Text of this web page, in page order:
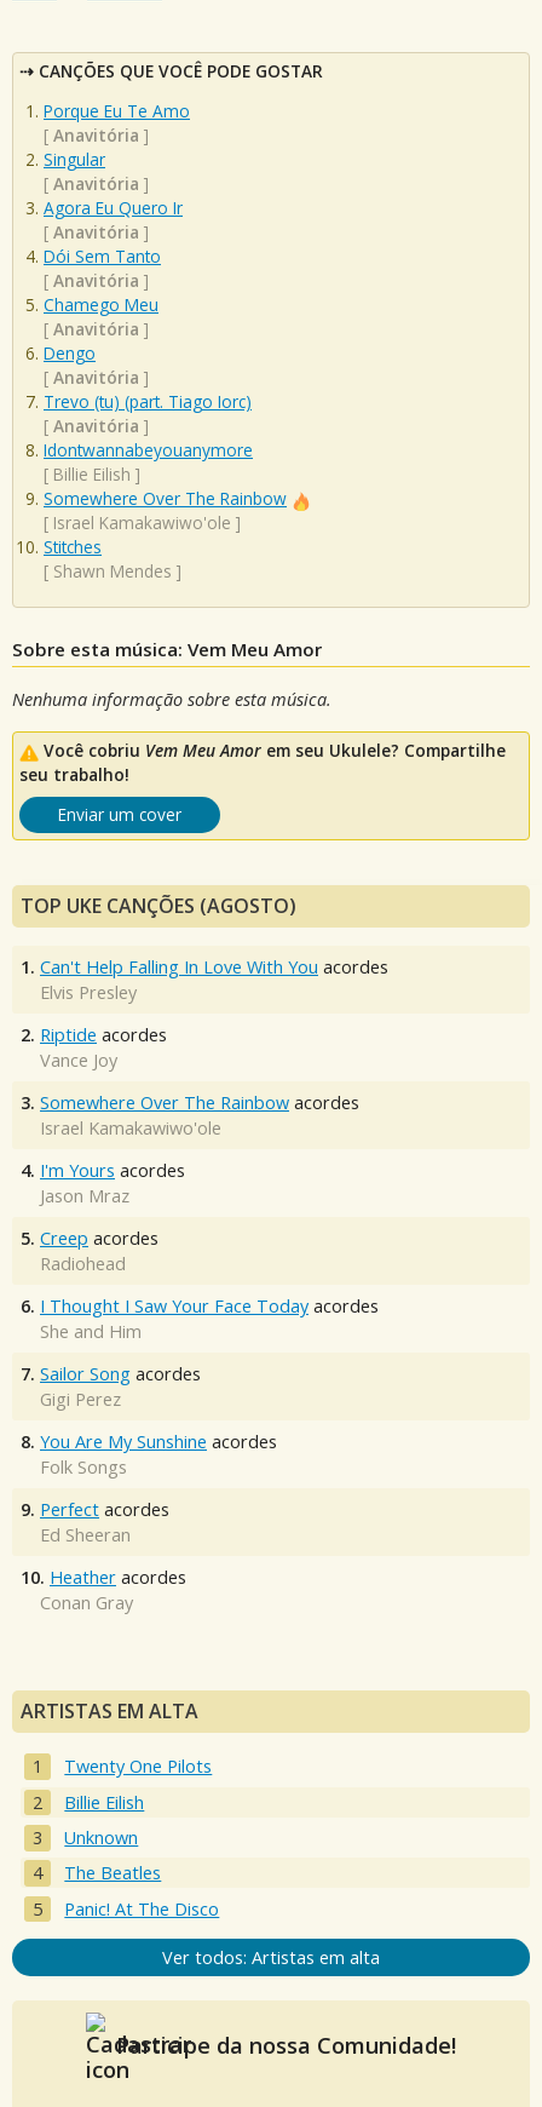
CANÇÕES QUE VOCÊ PODE GOSTAR
Porque Eu Te Amo
[ Anavitória ]
Singular
[ Anavitória ]
Agora Eu Quero Ir
[ Anavitória ]
Dói Sem Tanto
[ Anavitória ]
Chamego Meu
[ Anavitória ]
Dengo
[ Anavitória ]
Trevo (tu) (part. Tiago Iorc)
[ Anavitória ]
Idontwannabeyouanymore
[ Billie Eilish ]
Somewhere Over The Rainbow
[ Israel Kamakawiwo'ole ]
Stitches
[ Shawn Mendes ]
Sobre esta música: Vem Meu Amor
Nenhuma informação sobre esta música.
Você cobriu Vem Meu Amor em seu Ukulele? Compartilhe
seu trabalho!
Enviar um cover
TOP UKE CANÇÕES (AGOSTO)
1. Can't Help Falling In Love With You acordes
Elvis Presley
2. Riptide acordes
Vance Joy
3. Somewhere Over The Rainbow acordes
Israel Kamakawiwo'ole
4. I'm Yours acordes
Jason Mraz
5. Creep acordes
Radiohead
6. I Thought I Saw Your Face Today acordes
She and Him
7. Sailor Song acordes
Gigi Perez
8. You Are My Sunshine acordes
Folk Songs
9. Perfect acordes
Ed Sheeran
10. Heather acordes
Conan Gray
ARTISTAS EM ALTA
Twenty One Pilots
Billie Eilish
Unknown
The Beatles
Panic! At The Disco
Ver todos: Artistas em alta
Participe da nossa Comunidade!